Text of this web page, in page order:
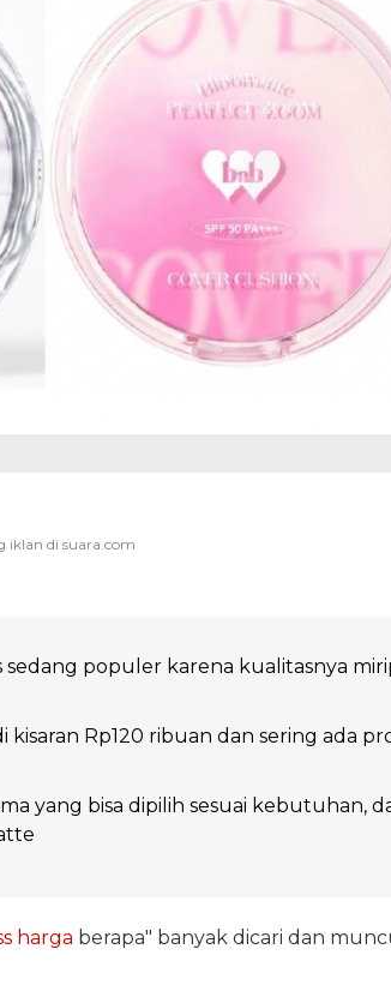
sedang populer karena kualitasnya
kisaran Rp120 ribuan dan sering ada
yang bisa dipilih sesuai kebutuhan,
harga berapa" banyak dicari dan